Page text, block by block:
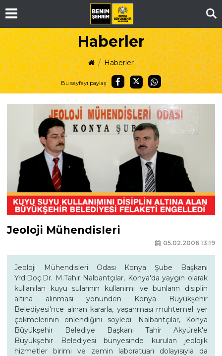
Haberler
Haberler
Bu sayfayı paylaş
Jeoloji Mühendisleri
05.02.2006 13:19
Jeoloji Mühendisleri Odası Konya Şube Başkanı
Yrd.Doç.Dr. M.Tahir Nalbantçılar, Konya'da yaygın olarak
kullanılan kuyu sularının kullanımı ve bunların disiplin
altına alınması yönünden Konya Büyükşehir
Belediyesi'nce alınan kararla, yaşanması muhtemel yer
çökmelerinin önlendiğini söyledi. Nalbantçılar, Konya
Büyükşehir Belediye Başkanı Tahir Akyürek'e
Büyükşehir Belediyesi bünyesinde kurulan jeolojik
hizmetler birimi ve zemin laboratuarı dolayısıyla da